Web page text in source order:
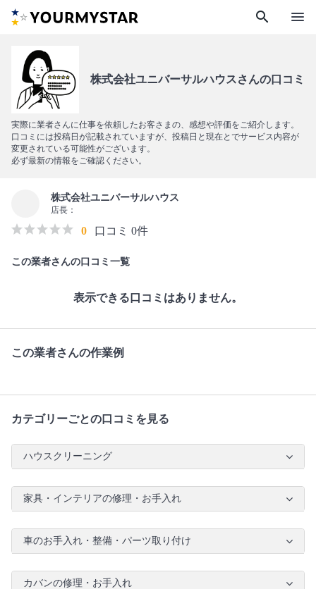
search menu
株式会社ユニバーサルハウスさんの口コミ
実際に業者さんに仕事を依頼したお客さまの、感想や評価をご紹介します。
口コミには投稿日が記載されていますが、投稿日と現在とでサービス内容が
変更されている可能性がございます。
必ず最新の情報をご確認ください。
株式会社ユニバーサルハウス
店長：
0 口コミ 0件
この業者さんの口コミ一覧
表示できる口コミはありません。
この業者さんの作業例
カテゴリーごとの口コミを見る
ハウスクリーニング
家具・インテリアの修理・お手入れ
車のお手入れ・整備・パーツ取り付け
カバンの修理・お手入れ